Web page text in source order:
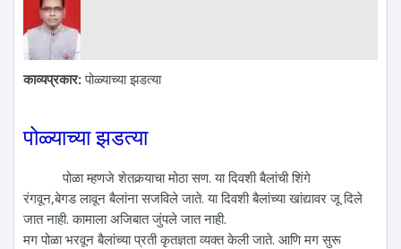
काव्यप्रकार:पोळ्याच्या झडत्या
पोळ्याच्या झडत्या
पोळा म्हणजे शेतकर्‍याचा मोठा सण. या दिवशी बैलांची शिंगे
रंगवून,बेगड लावून बैलांना सजविले जाते. या दिवशी बैलांच्या खांद्यावर जू दिले
जात नाही. कामाला अजिबात जुंपले जात नाही.
मग पोळा भरवून बैलांच्या प्रती कृतज्ञता व्यक्त केली जाते. आणि मग सुरू